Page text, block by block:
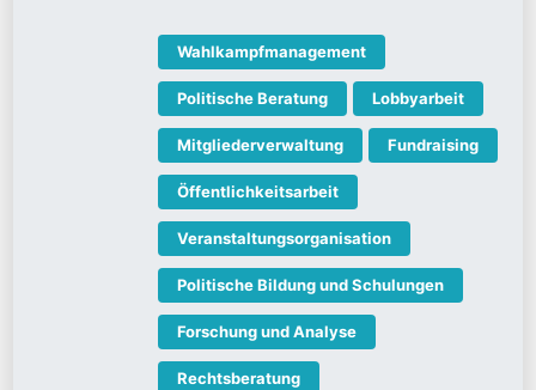
Wahlkampfmanagement
Politische Beratung Lobbyarbeit
Mitgliederverwaltung Fundraising
Öffentlichkeitsarbeit
Veranstaltungsorganisation
Politische Bildung und Schulungen
Forschung und Analyse
Rechtsberatung